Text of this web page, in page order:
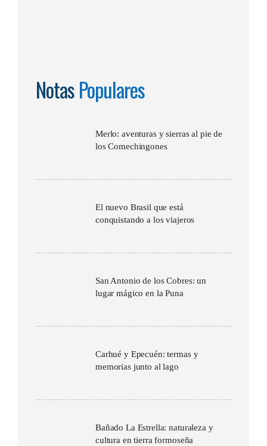
NotasPopulares
Merlo: aventuras y sierras al pie de
los Comechingones
El nuevo Brasil que está
conquistando a los viajeros
San Antonio de los Cobres: un
lugar mágico en la Puna
Carhué y Epecuén: termas y
memorias junto al lago
Bañado La Estrella: naturaleza y
cultura en tierra formoseña